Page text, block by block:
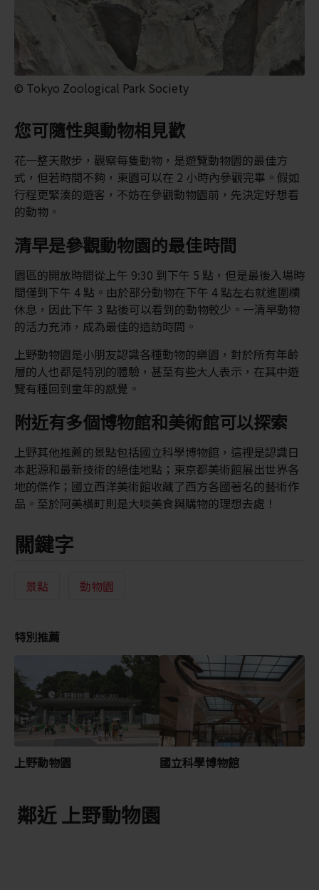
© Tokyo Zoological Park Society
您可隨性與動物相見歡
花一整天散步，觀察每隻動物，是遊覽動物園的最佳方
式，但若時間不夠，東園可以在 2 小時內參觀完畢。假如
行程更緊湊的遊客，不妨在參觀動物園前，先決定好想看
的動物。
清早是參觀動物園的最佳時間
園區的開放時間從上午 9:30 到下午 5 點，但是最後入場時
間僅到下午 4 點。由於部分動物在下午 4 點左右就進圍欄
休息，因此下午 3 點後可以看到的動物較少。一清早動物
的活力充沛，成為最佳的造訪時間。
上野動物園是小朋友認識各種動物的樂園，對於所有年齡
層的人也都是特別的體驗，甚至有些大人表示，在其中遊
覽有種回到童年的感覺。
附近有多個博物館和美術館可以探索
上野其他推薦的景點包括國立科學博物館，這裡是認識日
本起源和最新技術的絕佳地點；東京都美術館展出世界各
地的傑作；國立西洋美術館收藏了西方各國著名的藝術作
品。至於阿美橫町則是大啖美食與購物的理想去處！
關鍵字
景點 動物園
特別推薦
上野動物園 國立科學博物館
鄰近 上野動物園